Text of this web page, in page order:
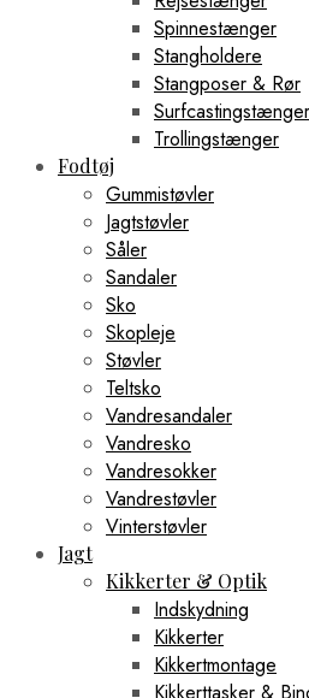
Spinnestænger
Stangholdere
Stangposer & Rør
Surfcastingstænger
Trollingstænger
Fodtøj
Gummistøvler
Jagtstøvler
Såler
Sandaler
Sko
Skopleje
Støvler
Teltsko
Vandresandaler
Vandresko
Vandresokker
Vandrestøvler
Vinterstøvler
Jagt
Kikkerter & Optik
Indskydning
Kikkerter
Kikkertmontage
Kikkerttasker &